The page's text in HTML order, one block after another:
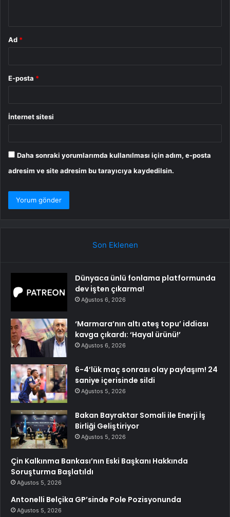
Ad *
E-posta *
İnternet sitesi
Daha sonraki yorumlarımda kullanılması için adım, e-posta
adresim ve site adresim bu tarayıcıya kaydedilsin.
Son Eklenen
Dünyaca ünlü fonlama platformunda
dev işten çıkarma!
Ağustos 6, 2026
‘Marmara’nın altı ateş topu’ iddiası
kavga çıkardı: ‘Hayal ürünü!’
Ağustos 6, 2026
6-4’lük maç sonrası olay paylaşım! 24
saniye içerisinde sildi
Ağustos 5, 2026
Bakan Bayraktar Somali ile Enerji İş
Birliği Geliştiriyor
Ağustos 5, 2026
Çin Kalkınma Bankası’nın Eski Başkanı Hakkında
Soruşturma Başlatıldı
Ağustos 5, 2026
Antonelli Belçika GP’sinde Pole Pozisyonunda
Ağustos 5, 2026